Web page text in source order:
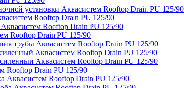
установки Аквасистем Rooftop Drain PU 125/90
Rooftop Drain PU 125/90
Rooftop Drain PU 125/90
Rooftop Drain PU 125/90
трубы Аквасистем Rooftop Drain PU 125/90
Аквасистем Rooftop Drain PU 125/90
Аквасистем Rooftop Drain PU 125/90
Rooftop Drain PU 125/90
Аквасистем Rooftop Drain PU 125/90